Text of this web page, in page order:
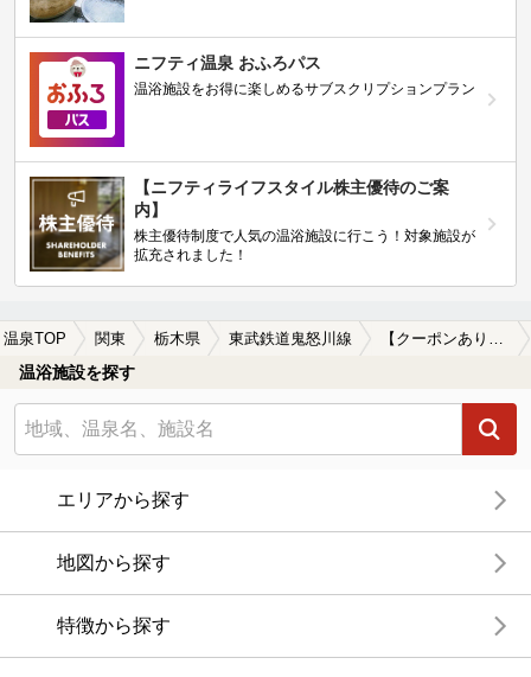
ニフティ温泉 おふろパス
温浴施設をお得に楽しめるサブスクリプションプラン
【ニフティライフスタイル株主優待のご案
内】
株主優待制度で人気の温浴施設に行こう！対象施設が
拡充されました！
温泉TOP 関東 栃木県 東武鉄道鬼怒川線 【クーポンあり】宿泊できる東武鉄道鬼怒川線周辺の温泉、日帰り温泉、スーパー銭湯を探す
温浴施設を探す
エリアから探す
地図から探す
特徴から探す